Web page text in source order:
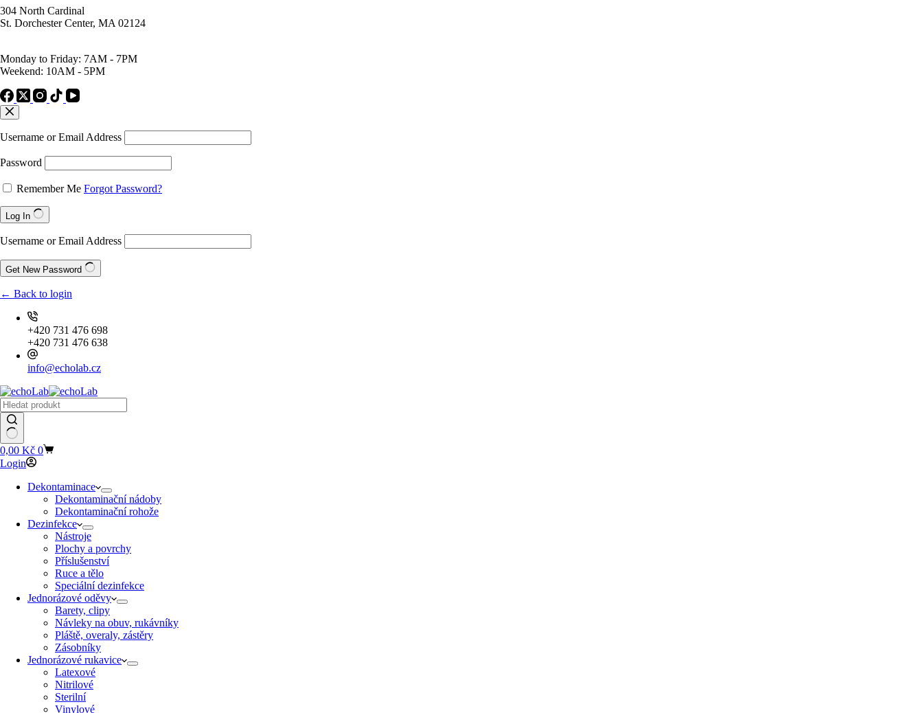
304 North Cardinal
St. Dorchester Center, MA 02124
Monday to Friday: 7AM - 7PM
Weekend: 10AM - 5PM
Username or Email Address
Password
Remember Me Forgot Password?
Log In
Username or Email Address
Get New Password
← Back to login
+420 731 476 698
+420 731 476 638
info@echolab.cz
Shopping
cart
0,00 Kč 0
Login
Dekontaminace
Dekontaminační nádoby
Dekontaminační rohože
Dezinfekce
Nástroje
Plochy a povrchy
Příslušenství
Ruce a tělo
Speciální dezinfekce
Jednorázové oděvy
Barety, clipy
Návleky na obuv, rukávníky
Pláště, overaly, zástěry
Zásobníky
Jednorázové rukavice
Latexové
Nitrilové
Sterilní
Vinylové